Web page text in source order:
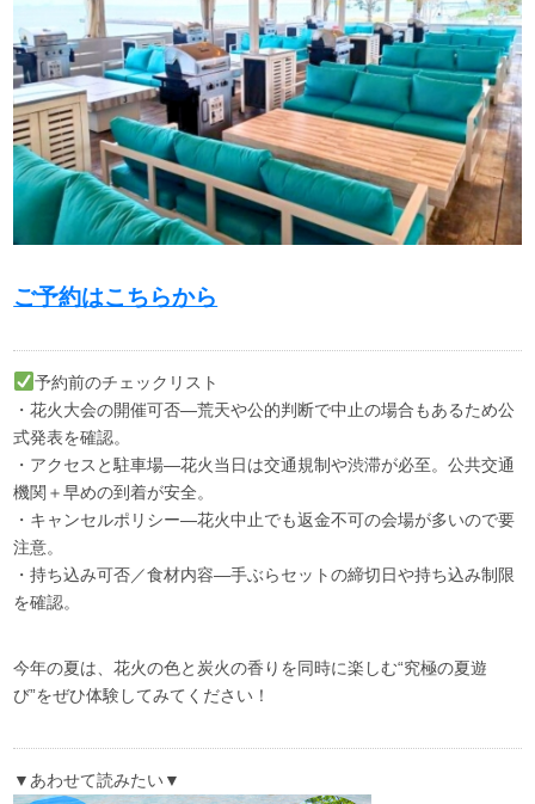
ご予約はこちらから
予約前のチェックリスト
・花火大会の開催可否—荒天や公的判断で中止の場合もあるため公
式発表を確認。
・アクセスと駐車場—花火当日は交通規制や渋滞が必至。公共交通
機関＋早めの到着が安全。
・キャンセルポリシー—花火中止でも返金不可の会場が多いので要
注意。
・持ち込み可否／食材内容—手ぶらセットの締切日や持ち込み制限
を確認。
今年の夏は、花火の色と炭火の香りを同時に楽しむ“究極の夏遊
び”をぜひ体験してみてください！
▼あわせて読みたい▼